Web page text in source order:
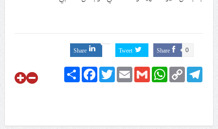
Share 0
Tweet
Share
ShareFacebookTwitterEmailGmail
WhatsApp Copy
Link
Telegram